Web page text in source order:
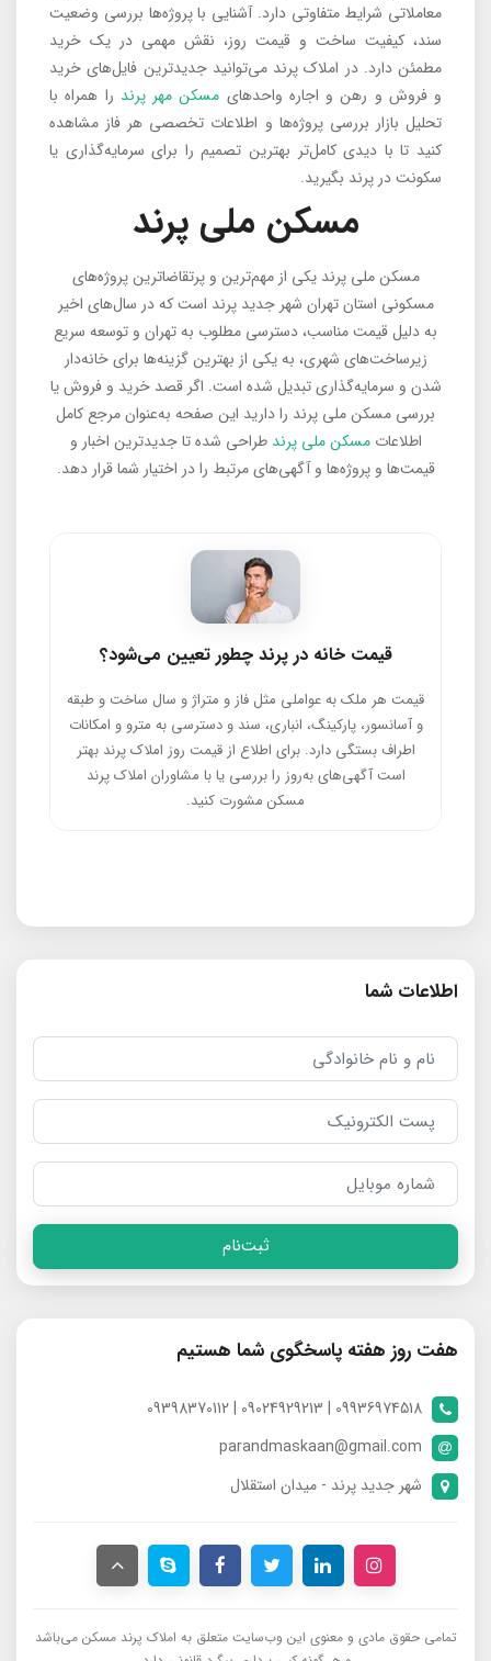
معاملاتی شرایط متفاوتی دارد. آشنایی با پروژه‌ها بررسی وضعیت
سند، کیفیت ساخت و قیمت روز، نقش مهمی در یک خرید
مطمئن دارد. در املاک پرند می‌توانید جدیدترین فایل‌های خرید
و فروش و رهن و اجاره واحدهای مسکن مهر پرند را همراه با
تحلیل بازار بررسی پروژه‌ها و اطلاعات تخصصی هر فاز مشاهده
کنید تا با دیدی کامل‌تر بهترین تصمیم را برای سرمایه‌گذاری یا
سکونت در پرند بگیرید.
مسکن ملی پرند
مسکن ملی پرند یکی از مهم‌ترین و پرتقاضاترین پروژه‌های
مسکونی استان تهران شهر جدید پرند است که در سال‌های اخیر
به دلیل قیمت مناسب، دسترسی مطلوب به تهران و توسعه سریع
زیرساخت‌های شهری، به یکی از بهترین گزینه‌ها برای خانه‌دار
شدن و سرمایه‌گذاری تبدیل شده است. اگر قصد خرید و فروش یا
بررسی مسکن ملی پرند را دارید این صفحه به‌عنوان مرجع کامل
اطلاعاتمسکن ملی پرند طراحی شده تا جدیدترین اخبار و
قیمت‌ها و پروژه‌ها و آگهی‌های مرتبط را در اختیار شما قرار دهد.
قیمت خانه در پرند چطور تعیین می‌شود؟
قیمت هر ملک به عواملی مثل فاز و متراژ و سال ساخت و طبقه
و آسانسور، پارکینگ، انباری، سند و دسترسی به مترو و امکانات
اطراف بستگی دارد. برای اطلاع از قیمت روز املاک پرند بهتر
است آگهی‌های به‌روز را بررسی یا با مشاوران املاک پرند
مسکن مشورت کنید.
اطلاعات شما
ثبت‌نام
هفت روز هفته پاسخگوی شما هستیم
09936974518 | 09024929213 | 09398370112
parandmaskaan@gmail.com
شهر جدید پرند - میدان استقلال
تمامی حقوق مادی و معنوی این وب‌سایت متعلق به املاک پرند مسکن می‌باشد